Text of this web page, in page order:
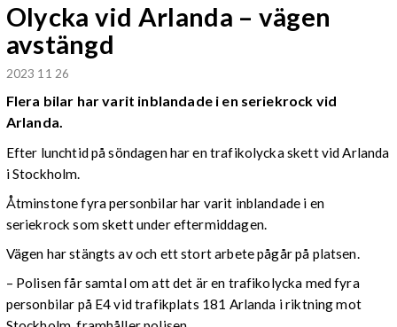
Olycka vid Arlanda – vägen
avstängd
2023 11 26
Flera bilar har varit inblandade i en seriekrock vid
Arlanda.
Efter lunchtid på söndagen har en trafikolycka skett vid Arlanda
i Stockholm.
Åtminstone fyra personbilar har varit inblandade i en
seriekrock som skett under eftermiddagen.
Vägen har stängts av och ett stort arbete pågår på platsen.
– Polisen får samtal om att det är en trafikolycka med fyra
personbilar på E4 vid trafikplats 181 Arlanda i riktning mot